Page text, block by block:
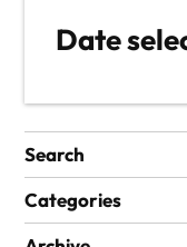
Date
Search
Categories
Elämää sairauden